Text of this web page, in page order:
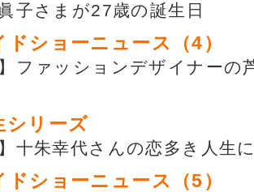
眞子さまが27歳の誕生日
ドショーニュース（4）
】ファッションデザイナーの
シリーズ
】十朱幸代さんの恋多き人生
ドショーニュース（5）